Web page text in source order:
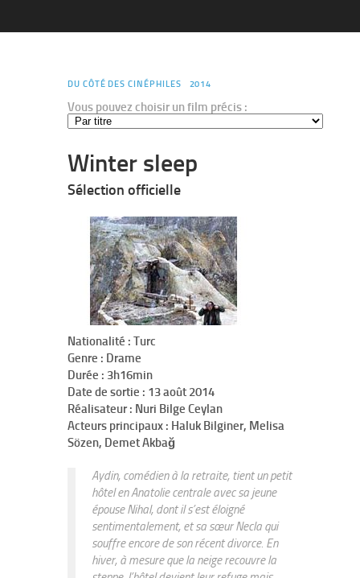
DU CÔTÉ DES CINÉPHILES 2014
Vous pouvez choisir un film précis :
Winter sleep
Sélection officielle
Nationalité : Turc
Genre : Drame
Durée : 3h16min
Date de sortie : 13 août 2014
Réalisateur : Nuri Bilge Ceylan
Acteurs principaux : Haluk Bilginer, Melisa
Sözen, Demet Akbağ
Aydin, comédien à la retraite, tient un petit
hôtel en Anatolie centrale avec sa jeune
épouse Nihal, dont il s’est éloigné
sentimentalement, et sa sœur Necla qui
souffre encore de son récent divorce. En
hiver, à mesure que la neige recouvre la